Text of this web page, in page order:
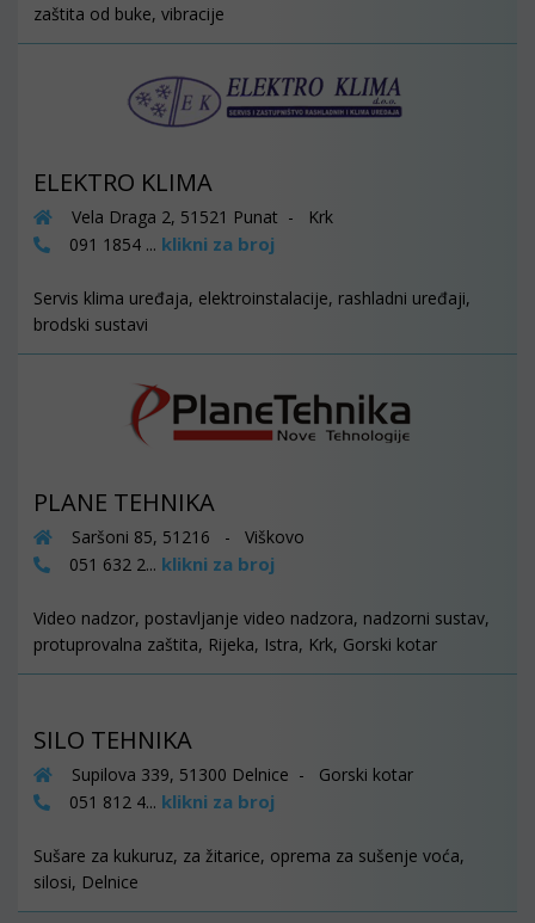
zaštita od buke, vibracije
ELEKTRO KLIMA
Vela Draga 2, 51521 Punat - Krk
091 1854 ... klikni za broj
Servis klima uređaja, elektroinstalacije, rashladni uređaji,
brodski sustavi
PLANE TEHNIKA
Saršoni 85, 51216 - Viškovo
051 632 2... klikni za broj
Video nadzor, postavljanje video nadzora, nadzorni sustav,
protuprovalna zaštita, Rijeka, Istra, Krk, Gorski kotar
SILO TEHNIKA
Supilova 339, 51300 Delnice - Gorski kotar
051 812 4... klikni za broj
Sušare za kukuruz, za žitarice, oprema za sušenje voća,
silosi, Delnice